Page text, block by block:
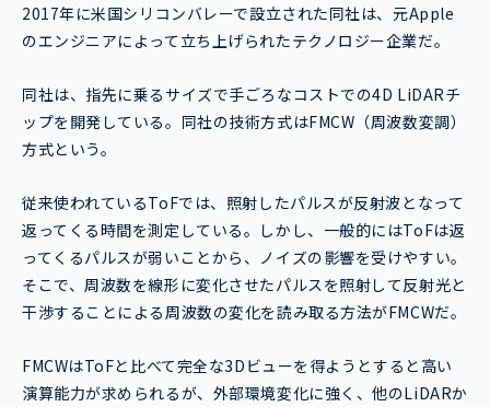
2017年に米国シリコンバレーで設立された同社は、元Apple
のエンジニアによって立ち上げられたテクノロジー企業だ。
同社は、指先に乗るサイズで手ごろなコストでの4D LiDARチ
ップを開発している。同社の技術方式はFMCW（周波数変調）
方式という。
従来使われているToFでは、照射したパルスが反射波となって
返ってくる時間を測定している。しかし、一般的にはToFは返
ってくるパルスが弱いことから、ノイズの影響を受けやすい。
そこで、周波数を線形に変化させたパルスを照射して反射光と
干渉することによる周波数の変化を読み取る方法がFMCWだ。
FMCWはToFと比べて完全な3Dビューを得ようとすると高い
演算能力が求められるが、外部環境変化に強く、他のLiDARか